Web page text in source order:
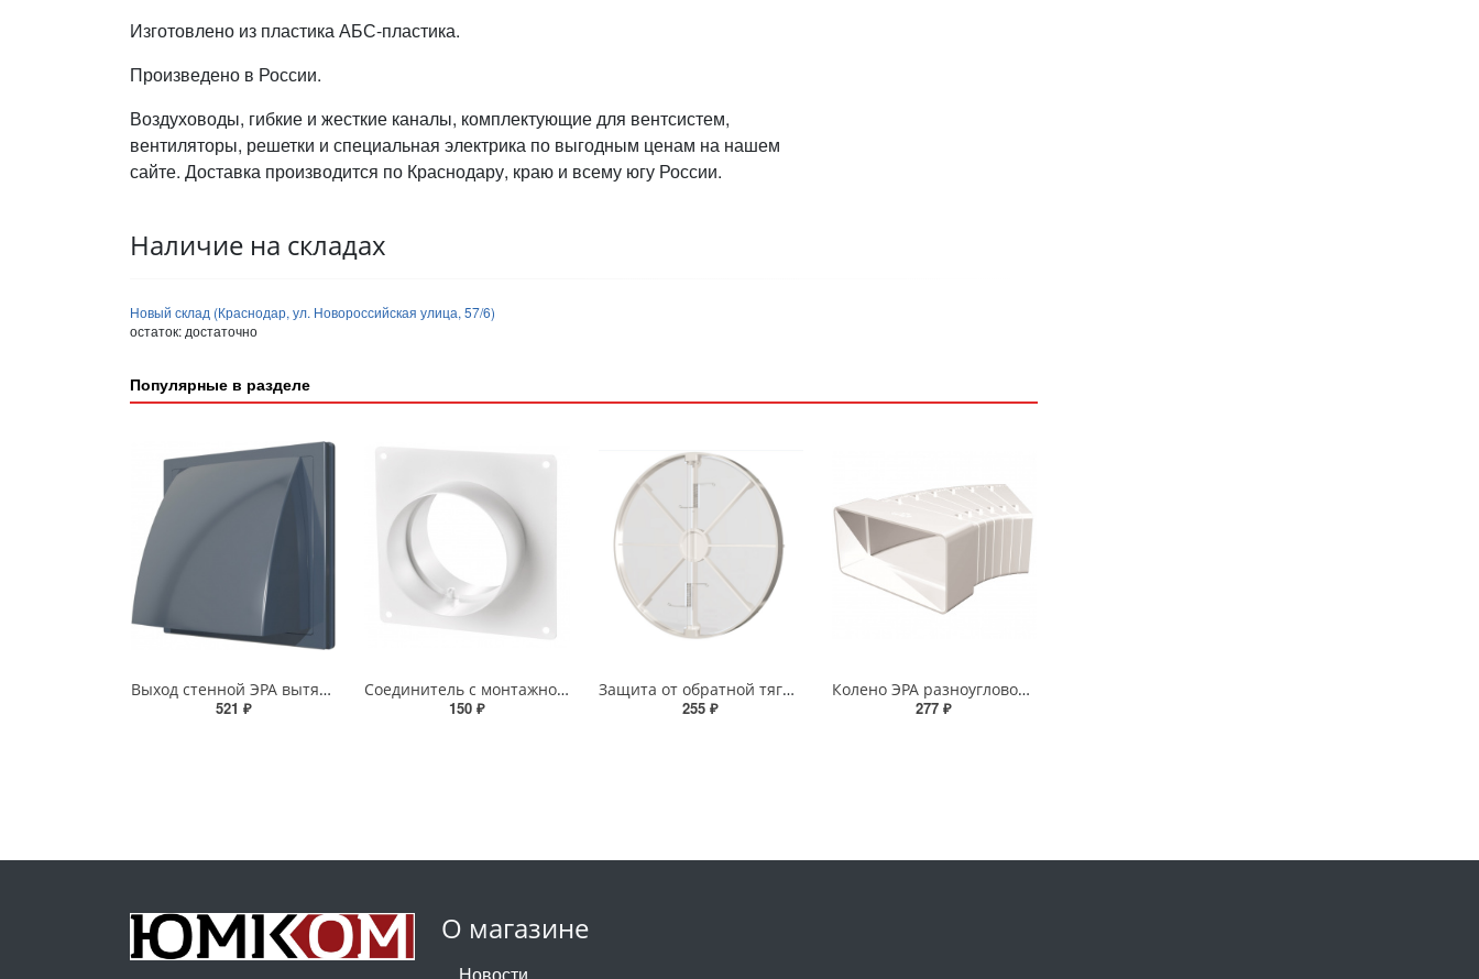
Изготовлено из пластика АБС-пластика.
Произведено в России.
Воздуховоды, гибкие и жесткие каналы, комплектующие для вентсистем,
вентиляторы, решетки и специальная электрика по выгодным ценам на нашем
сайте. Доставка производится по Краснодару, краю и всему югу России.
Наличие на складах
Новый склад (Краснодар, ул. Новороссийская улица, 57/6)
остаток: достаточно
Популярные в разделе
Выход стенной ЭРА вытяжной с обратным клапаном 150х150 с фланцем D100 ASA 1515К10ФВ серый
521 ₽
Соединитель с монтажной пластиной Вентс d=125мм 252
150 ₽
Защита от обратной тяги ЭРА D125 125 ОК
255 ₽
Колено ЭРА разноугловое горизонтальное пластик, 60х120 612КРП
277 ₽
О магазине